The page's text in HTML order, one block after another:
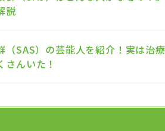
説
（SAS）の芸能人を紹介！実は治療
んいた！